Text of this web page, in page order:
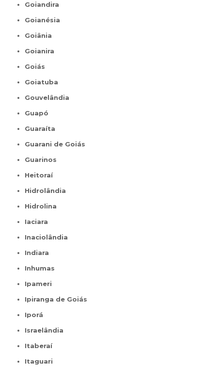
Goiandira
Goianésia
Goiânia
Goianira
Goiás
Goiatuba
Gouvelândia
Guapó
Guaraíta
Guarani de Goiás
Guarinos
Heitoraí
Hidrolândia
Hidrolina
Iaciara
Inaciolândia
Indiara
Inhumas
Ipameri
Ipiranga de Goiás
Iporá
Israelândia
Itaberaí
Itaguari